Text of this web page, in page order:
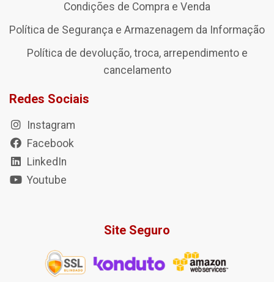
Condições de Compra e Venda
Política de Segurança e Armazenagem da Informação
Política de devolução, troca, arrependimento e
cancelamento
Redes Sociais
Instagram
Facebook
LinkedIn
Youtube
Site Seguro